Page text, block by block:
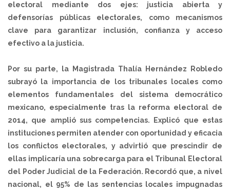
electoral mediante dos ejes: justicia abierta y
defensorías públicas electorales, como mecanismos
clave para garantizar inclusión, confianza y acceso
efectivo a la justicia.
Por su parte, la Magistrada Thalía Hernández Robledo
subrayó la importancia de los tribunales locales como
elementos fundamentales del sistema democrático
mexicano, especialmente tras la reforma electoral de
2014, que amplió sus competencias. Explicó que estas
instituciones permiten atender con oportunidad y eficacia
los conflictos electorales, y advirtió que prescindir de
ellas implicaría una sobrecarga para el Tribunal Electoral
del Poder Judicial de la Federación. Recordó que, a nivel
nacional, el 95% de las sentencias locales impugnadas